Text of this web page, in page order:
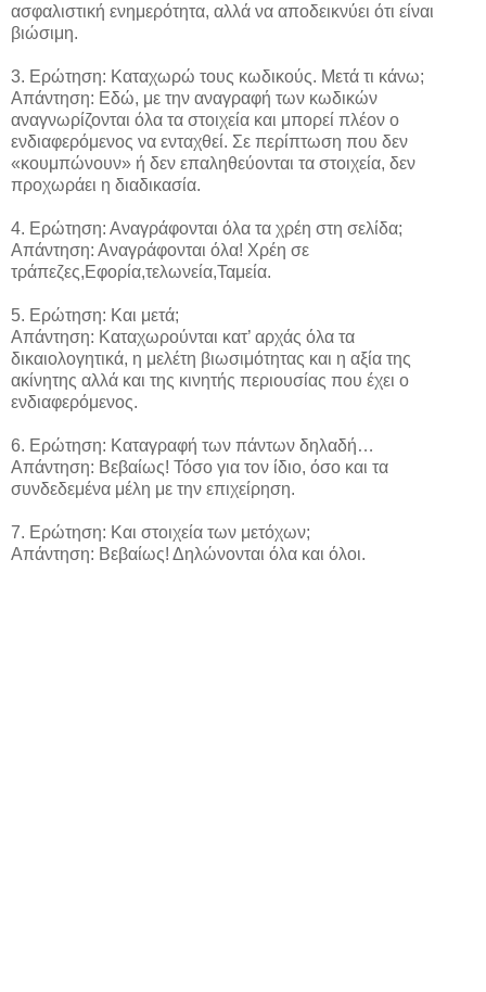
ασφαλιστική ενημερότητα, αλλά να αποδεικνύει ότι είναι
βιώσιμη.
3. Ερώτηση: Καταχωρώ τους κωδικούς. Μετά τι κάνω;
Απάντηση: Εδώ, με την αναγραφή των κωδικών
αναγνωρίζονται όλα τα στοιχεία και μπορεί πλέον ο
ενδιαφερόμενος να ενταχθεί. Σε περίπτωση που δεν
«κουμπώνουν» ή δεν επαληθεύονται τα στοιχεία, δεν
προχωράει η διαδικασία.
4. Ερώτηση: Αναγράφονται όλα τα χρέη στη σελίδα;
Απάντηση: Αναγράφονται όλα! Χρέη σε
τράπεζες,Εφορία,τελωνεία,Ταμεία.
5. Ερώτηση: Και μετά;
Απάντηση: Καταχωρούνται κατ’ αρχάς όλα τα
δικαιολογητικά, η μελέτη βιωσιμότητας και η αξία της
ακίνητης αλλά και της κινητής περιουσίας που έχει ο
ενδιαφερόμενος.
6. Ερώτηση: Καταγραφή των πάντων δηλαδή…
Απάντηση: Βεβαίως! Τόσο για τον ίδιο, όσο και τα
συνδεδεμένα μέλη με την επιχείρηση.
7. Ερώτηση: Και στοιχεία των μετόχων;
Απάντηση: Βεβαίως! Δηλώνονται όλα και όλοι.